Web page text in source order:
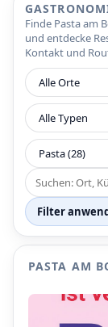
Finde Pasta am
und entdecke
Kontakt und
Filter
PASTA AM